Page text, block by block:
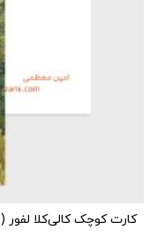
کارت کوچک کالی‌کلا لفور (۳۱)